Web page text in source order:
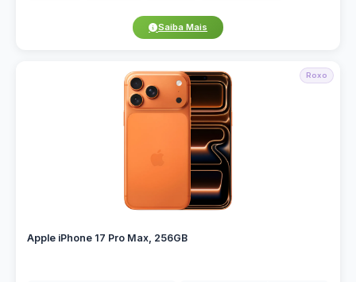
Saiba Mais
Roxo
Apple iPhone 17 Pro Max, 256GB